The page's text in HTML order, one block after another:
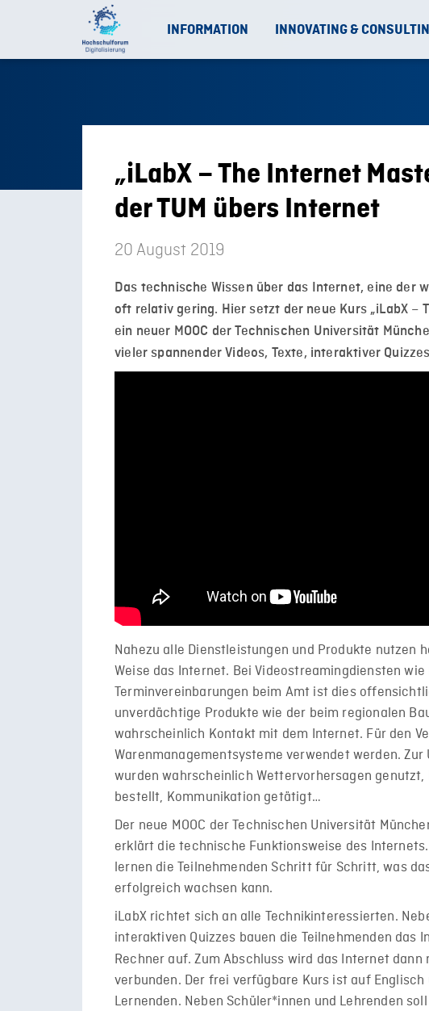
INFORMATION INNOVATING &
„iLabX – The Internet
der TUM übers Internet
20 August 2019
Das technische Wissen über das Internet, eine der
oft relativ gering. Hier setzt der neue Kurs „iLabX –
ein neuer MOOC der Technischen Universität
vieler spannender Videos, Texte, interaktiver
Nahezu alle Dienstleistungen und Produkte nutzen
Weise das Internet. Bei Videostreamingdiensten
Terminvereinbarungen beim Amt ist dies
unverdächtige Produkte wie der beim regionalen
wahrscheinlich Kontakt mit dem Internet. Für den
Warenmanagementsysteme verwendet werden.
wurden wahrscheinlich Wettervorhersagen
bestellt, Kommunikation getätigt…
Der neue MOOC der Technischen Universität
erklärt die technische Funktionsweise des
lernen die Teilnehmenden Schritt für Schritt, was
erfolgreich wachsen kann.
iLabX richtet sich an alle Technikinteressierten.
interaktiven Quizzes bauen die Teilnehmenden
Rechner auf. Zum Abschluss wird das Internet dann
verbunden. Der frei verfügbare Kurs ist auf
Lernenden. Neben Schüler*innen und Lehrenden